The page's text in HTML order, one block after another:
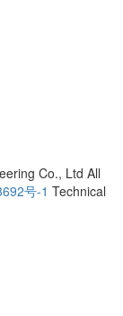
Co., Ltd All
号-1 Technical